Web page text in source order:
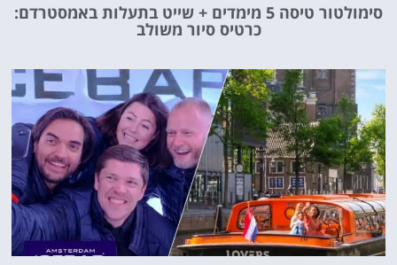
סימולטור טיסה 5 מימדים + שייט בתעלות באמסטרדם:
כרטיס סיור משולב